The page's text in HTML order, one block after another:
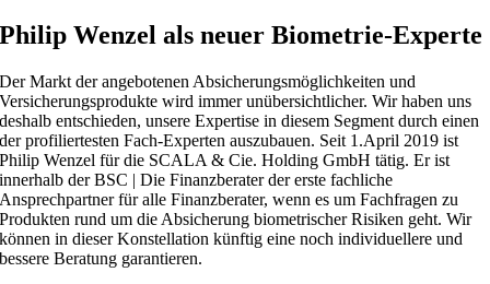
Philip Wenzel als neuer Biometrie-Experte
Der Markt der angebotenen Absicherungsmöglichkeiten und
Versicherungsprodukte wird immer unübersichtlicher. Wir haben uns
deshalb entschieden, unsere Expertise in diesem Segment durch einen
der profiliertesten Fach-Experten auszubauen. Seit 1.April 2019 ist
Philip Wenzel für die SCALA & Cie. Holding GmbH tätig. Er ist
innerhalb der BSC | Die Finanzberater der erste fachliche
Ansprechpartner für alle Finanzberater, wenn es um Fachfragen zu
Produkten rund um die Absicherung biometrischer Risiken geht. Wir
können in dieser Konstellation künftig eine noch individuellere und
bessere Beratung garantieren.